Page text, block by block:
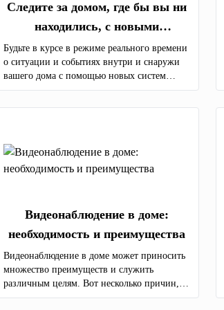
Следите за домом, где бы вы ни
находились, с новыми
системами видеонаблюдения для
дома
Будьте в курсе в режиме реального времени
о ситуации и событиях внутри и снаружи
вашего дома с помощью новых систем
видеонаблюдения с камерами самого
Молдове.
Видеонаблюдение в доме:
необходимость и преимущества
Видеонаблюдение в доме может приносить
множество преимуществ и служить
различным целям. Вот несколько причин,
почему люди считают видеонаблюдение в